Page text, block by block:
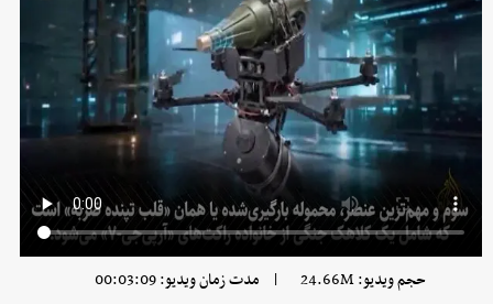
حجم ویدیو: 24.66M | مدت زمان ویدیو: 00:03:09